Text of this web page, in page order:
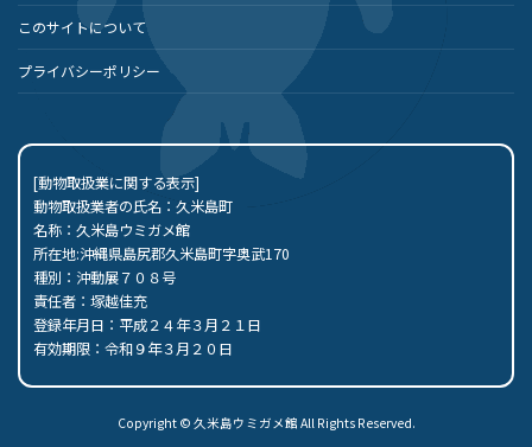
このサイトについて
プライバシーポリシー
[動物取扱業に関する表示]
動物取扱業者の氏名：久米島町
名称：久米島ウミガメ館
所在地:沖縄県島尻郡久米島町字奥武170
種別：沖動展７０８号
責任者：塚越佳充
登録年月日：平成２４年３月２１日
有効期限：令和９年３月２０日
Copyright © 久米島ウミガメ館 All Rights Reserved.